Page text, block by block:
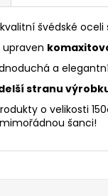
švédské oceli
a
stranu
o velikosti
šanci!